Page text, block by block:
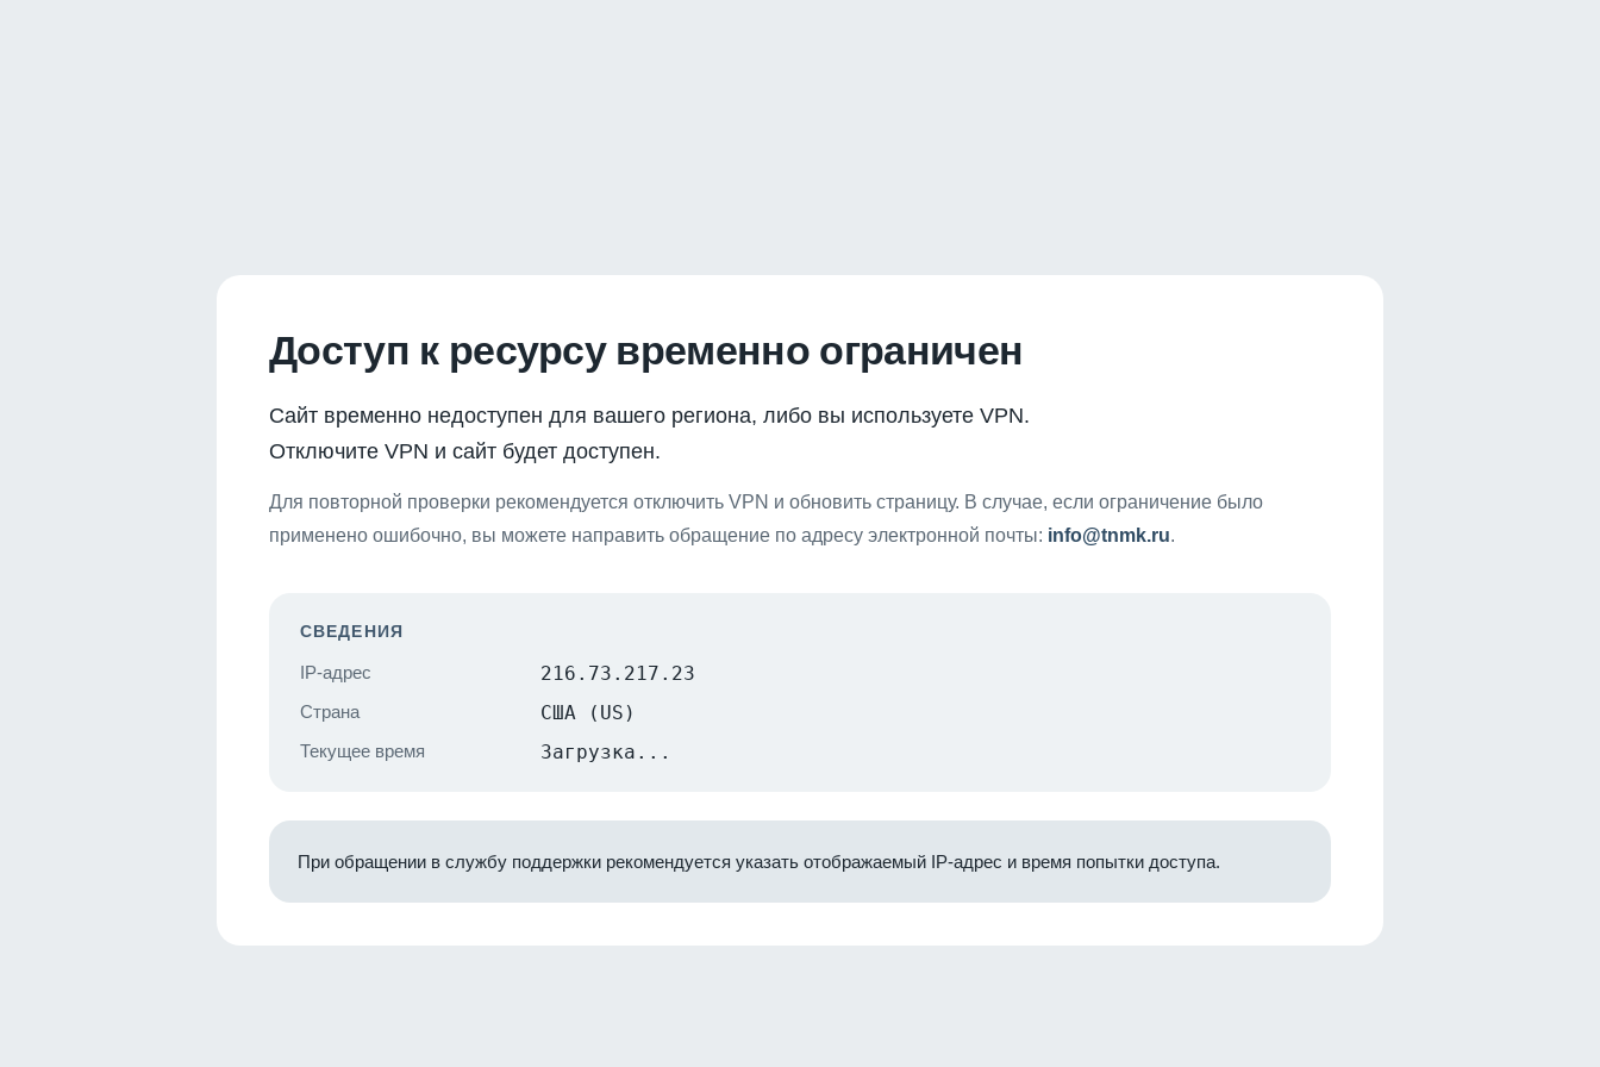
Доступ к ресурсу временно ограничен
Сайт временно недоступен для вашего региона, либо вы используете VPN.
Отключите VPN и сайт будет доступен.
Для повторной проверки рекомендуется отключить VPN и обновить страницу. В случае, если ограничение было
применено ошибочно, вы можете направить обращение по адресу электронной почты: info@tnmk.ru.
СВЕДЕНИЯ
IP-адрес 216.73.217.23
Страна США (US)
Текущее время Загрузка...
При обращении в службу поддержки рекомендуется указать отображаемый IP-адрес и время попытки доступа.